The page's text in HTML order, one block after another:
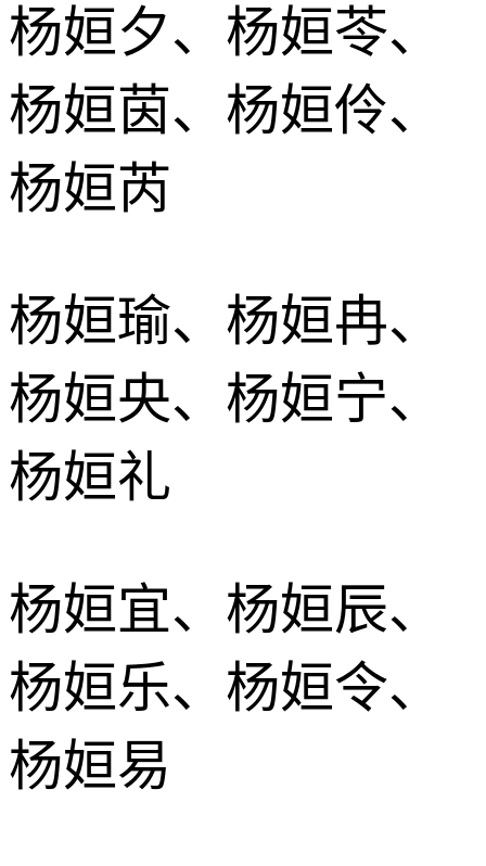
杨姮夕、杨姮苓、
杨姮茵、杨姮伶、
杨姮芮
杨姮瑜、杨姮冉、
杨姮央、杨姮宁、
杨姮礼
杨姮宜、杨姮辰、
杨姮乐、杨姮令、
杨姮易